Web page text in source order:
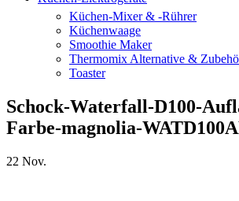
Küchen-Mixer & -Rührer
Küchenwaage
Smoothie Maker
Thermomix Alternative &
Toaster
Schock-Waterfall-D100-
Farbe-magnolia-
22 Nov.